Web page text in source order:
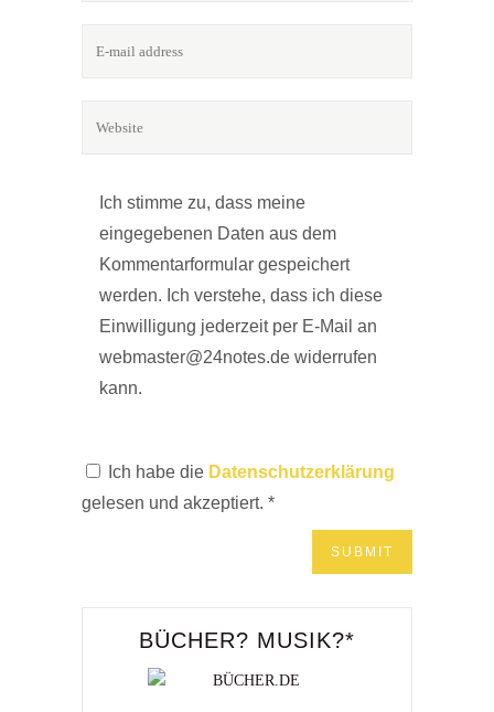
Ich stimme zu, dass meine
eingegebenen Daten aus dem
Kommentarformular gespeichert
werden. Ich verstehe, dass ich diese
Einwilligung jederzeit per E-Mail an
webmaster@24notes.de widerrufen
kann.
Ich habe die Datenschutzerklärung
gelesen und akzeptiert. *
BÜCHER? MUSIK?*